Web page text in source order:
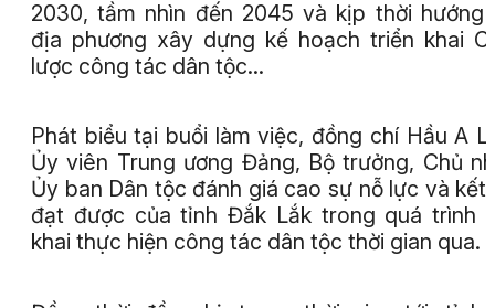
2030, tầm nhìn đến 2045 và kịp thời hướng
địa phương xây dựng kế hoạch triển khai
lược công tác dân tộc…
Phát biểu tại buổi làm việc, đồng chí Hầu A
Ủy viên Trung ương Đảng, Bộ trưởng, Chủ
Ủy ban Dân tộc đánh giá cao sự nỗ lực và kết
đạt được của tỉnh Đắk Lắk trong quá trình
khai thực hiện công tác dân tộc thời gian qua.